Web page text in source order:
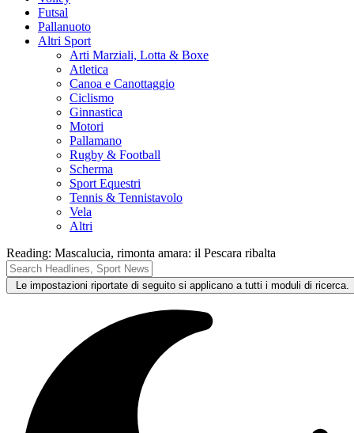
Futsal
Pallanuoto
Altri Sport
Arti Marziali, Lotta & Boxe
Atletica
Canoa e Canottaggio
Ciclismo
Ginnastica
Motori
Pallamano
Rugby & Football
Scherma
Sport Equestri
Tennis & Tennistavolo
Vela
Altri
Reading: Mascalucia, rimonta amara: il Pescara ribalta